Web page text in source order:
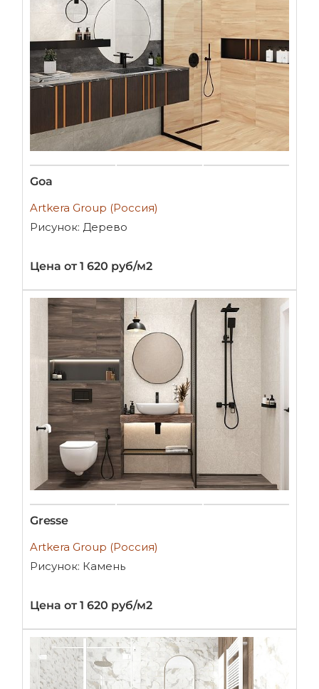
Goa
Artkera Group (Россия)
Рисунок: Дерево
Цена от 1 620 руб/м2
Gresse
Artkera Group (Россия)
Рисунок: Камень
Цена от 1 620 руб/м2